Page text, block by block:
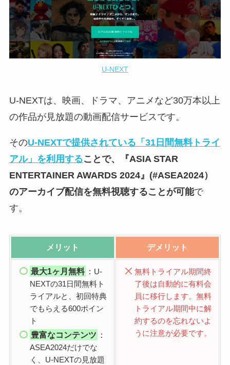
U-NEXT
U-NEXTは、映画、ドラマ、アニメなど30万本以上
の作品が見放題の動画配信サービスです。
そのU-NEXTで提供されている「31日間無料トライ
アル」を利用することで、『ASIA STAR
ENTERTAINER AWARDS 2024』(#ASEA2024）
のアーカイブ配信を無料視聴することが可能で
す。
メリット デメリット
最大1ヶ月無料 ： U-
NEXTの31日間無料ト
ライアルと、初回特典
でもらえる600ポイン
ト
豊富なコンテンツ ：
ASEA2024だけでな
く、U-NEXTの見放題
無料トライアル期間終
了後は自動的に有料会
員に移行します。無料
トライアル期間中に解
約するのを忘れないよ
うに注意が必要です。